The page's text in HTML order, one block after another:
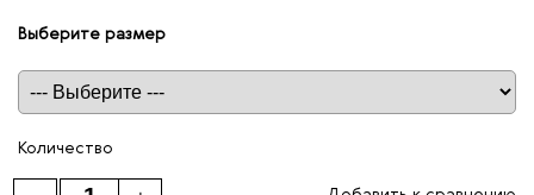
Выберите размер
Таблица размеров
Количество